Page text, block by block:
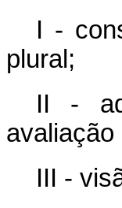
I -
plural;
II -
III -